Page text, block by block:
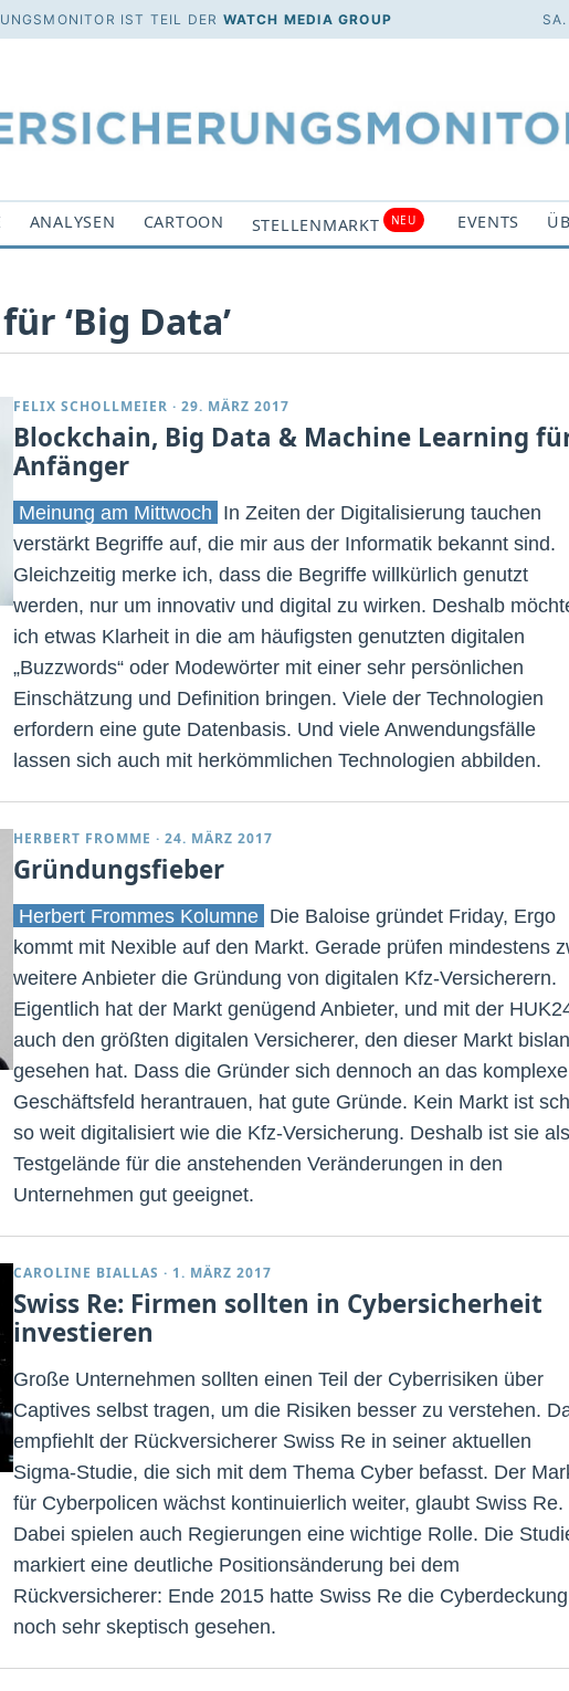
IST TEIL DER WATCH MEDIA GROUP
ANALYSEN CARTOON STELLENMARKT NEU EVENTS
‘Big Data’
FELIX SCHOLLMEIER · 29. MÄRZ 2017
Blockchain, Big Data & Machine Learning
Anfänger
Meinung am Mittwoch In Zeiten der Digitalisierung tauchen
verstärkt Begriffe auf, die mir aus der Informatik bekannt sind.
Gleichzeitig merke ich, dass die Begriffe willkürlich genutzt
werden, nur um innovativ und digital zu wirken. Deshalb
ich etwas Klarheit in die am häufigsten genutzten digitalen
„Buzzwords“ oder Modewörter mit einer sehr persönlichen
Einschätzung und Definition bringen. Viele der Technologien
erfordern eine gute Datenbasis. Und viele Anwendungsfälle
lassen sich auch mit herkömmlichen Technologien abbilden.
HERBERT FROMME · 24. MÄRZ 2017
Gründungsfieber
Herbert Frommes Kolumne Die Baloise gründet Friday, Ergo
kommt mit Nexible auf den Markt. Gerade prüfen mindestens
weitere Anbieter die Gründung von digitalen Kfz-Versicherern.
Eigentlich hat der Markt genügend Anbieter, und mit der
auch den größten digitalen Versicherer, den dieser Markt
gesehen hat. Dass die Gründer sich dennoch an das komplexe
Geschäftsfeld herantrauen, hat gute Gründe. Kein Markt ist
so weit digitalisiert wie die Kfz-Versicherung. Deshalb ist sie als
Testgelände für die anstehenden Veränderungen in den
Unternehmen gut geeignet.
CAROLINE BIALLAS · 1. MÄRZ 2017
Swiss Re: Firmen sollten in Cybersicherheit
investieren
Große Unternehmen sollten einen Teil der Cyberrisiken über
Captives selbst tragen, um die Risiken besser zu verstehen.
empfiehlt der Rückversicherer Swiss Re in seiner aktuellen
Sigma-Studie, die sich mit dem Thema Cyber befasst. Der
für Cyberpolicen wächst kontinuierlich weiter, glaubt Swiss Re.
Dabei spielen auch Regierungen eine wichtige Rolle. Die
markiert eine deutliche Positionsänderung bei dem
Rückversicherer: Ende 2015 hatte Swiss Re die Cyberdeckung
noch sehr skeptisch gesehen.